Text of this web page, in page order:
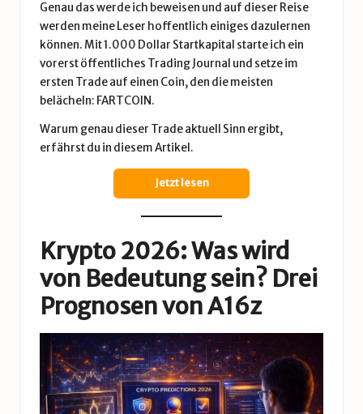
Genau das werde ich beweisen und auf dieser Reise
werden meine Leser hoffentlich einiges dazulernen
können. Mit 1.000 Dollar Startkapital starte ich ein
vorerst öffentliches Trading Journal und setze im
ersten Trade auf einen Coin, den die meisten
belächeln: FARTCOIN.
Warum genau dieser Trade aktuell Sinn ergibt,
erfährst du in diesem Artikel.
Jetzt lesen
Krypto 2026: Was wird
von Bedeutung sein? Drei
Prognosen von A16z